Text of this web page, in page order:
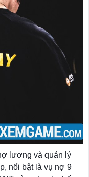
lương và quản lý
nổi bật là vụ nợ 9